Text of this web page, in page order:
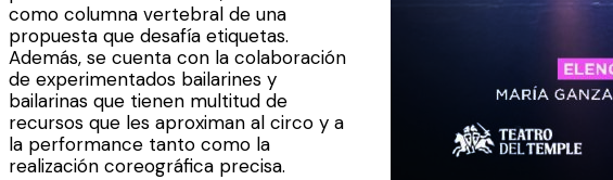
como columna vertebral de una
propuesta que desafía etiquetas.
Además, se cuenta con la colaboración
de experimentados bailarines y
bailarinas que tienen multitud de
recursos que les aproximan al circo y a
la performance tanto como la
realización coreográfica precisa.